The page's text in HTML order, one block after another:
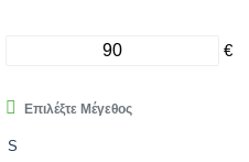
€
Επιλέξτε Μέγεθος
S